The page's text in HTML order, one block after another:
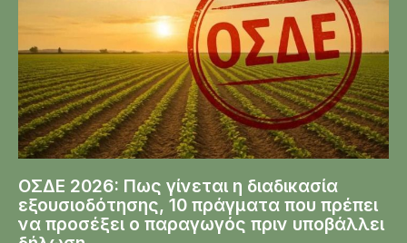
ΟΣΔΕ 2026: Πως γίνεται η διαδικασία
εξουσιοδότησης, 10 πράγματα που πρέπει
να προσέξει ο παραγωγός πριν υποβάλλει